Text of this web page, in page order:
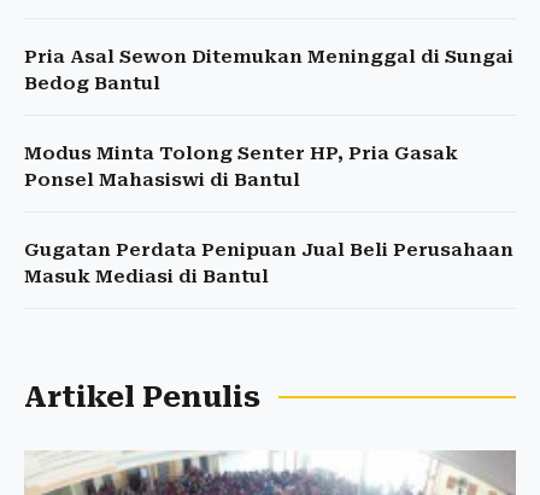
Pria Asal Sewon Ditemukan Meninggal di Sungai
Bedog Bantul
Modus Minta Tolong Senter HP, Pria Gasak
Ponsel Mahasiswi di Bantul
Gugatan Perdata Penipuan Jual Beli Perusahaan
Masuk Mediasi di Bantul
Artikel Penulis